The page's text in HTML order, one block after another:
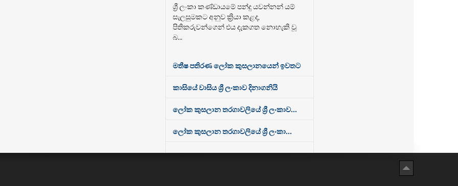
ශ්‍රී ලංකා කණ්ඩායමේ පන්දු යවන්නන් යම්
සැලසුමකට අනුව ක්‍රියා කළද,
පිතිකරුවන්ගෙන් එය දැකගත නොහැකි වූ
බ...
මතීෂ පතිරණ ලෝක කුසලානයෙන් ඉවතට
කාසියේ වාසිය ශ්‍රී ලංකාව දිනාගනියි
ලෝක කුසලාන තරගාවලියේ ශ්‍රී ලංකාව...
ලෝක කුසලාන තරගාවලියේ ශ්‍රී ලංකා...